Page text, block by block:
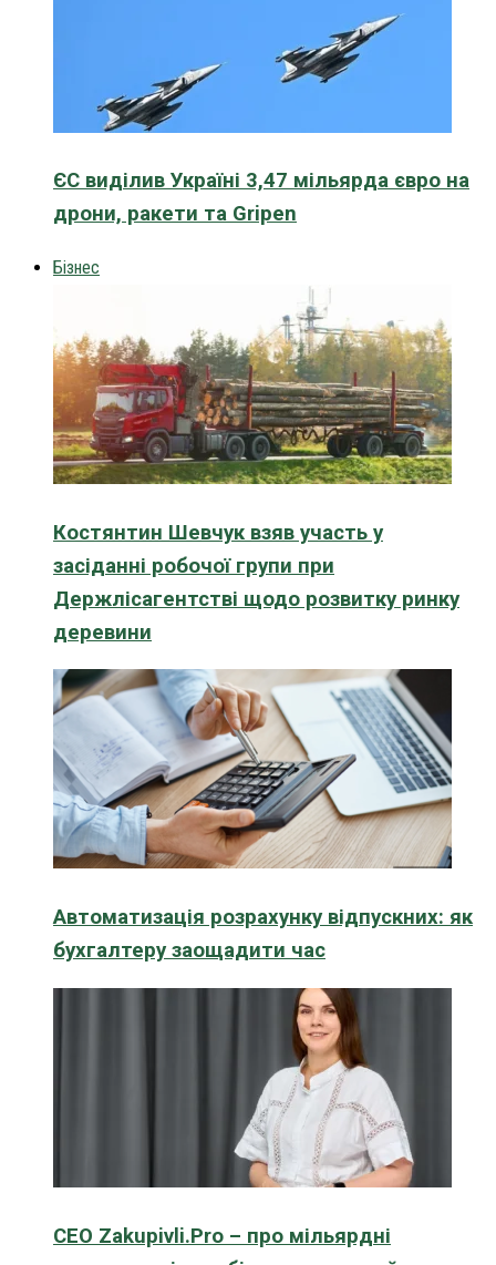
ЄС виділив Україні 3,47 мільярда євро на
дрони, ракети та Gripen
Бізнес
Костянтин Шевчук взяв участь у
засіданні робочої групи при
Держлісагентстві щодо розвитку ринку
деревини
Автоматизація розрахунку відпускних: як
бухгалтеру заощадити час
CEO Zakupivli.Pro – про мільярдні